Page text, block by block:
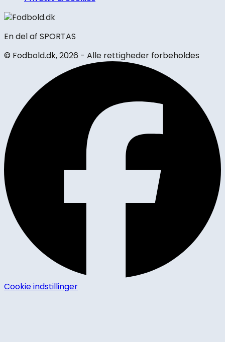
En del af SPORTAS
© Fodbold.dk,2026 - Alle rettigheder forbeholdes
Cookie indstillinger